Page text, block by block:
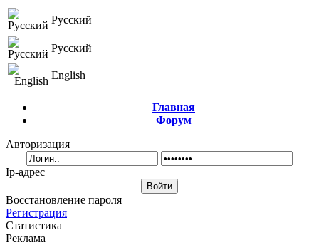
Русский
Русский
English
Главная
Форум
Авторизация
Ip-адрес
Восстановление пароля
Регистрация
Статистика
Реклама